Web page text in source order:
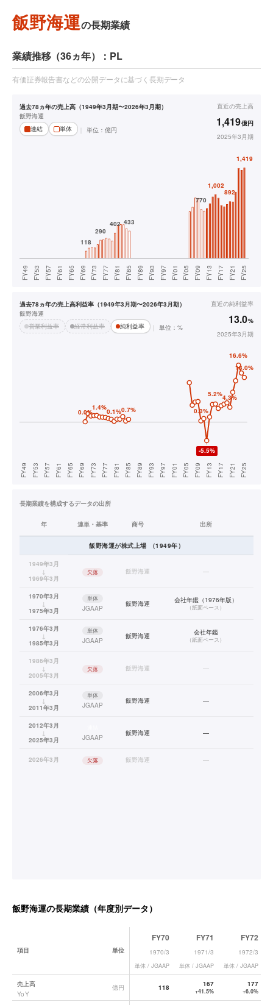
飯野海運の長期業績
業績推移（36ヵ年）：PL
有価証券報告書などの公開データに基づく長期データ
過去78ヵ年の売上高（1949年3月期〜2026年3月期）
飯野海運
連結
単体 単位： 億円
直近の売上高
1,419億円
2025年3月期
過去78ヵ年の売上高利益率（1949年3月期〜2026年3月期）
飯野海運
営業利益率
経常利益率 純利益率 単位：%
直近の純利益率
13.0%
2025年3月期
長期業績を構成するデータの出所
年 連単・基準 商号 出所
飯野海運が株式上場 （1949年）
1949年3月
↓
1969年3月
欠落 飯野海運 —
1970年3月
↓
1975年3月
単体
JGAAP
飯野海運 会社年鑑（1976年版）
（紙面ベース）
1976年3月
↓
1985年3月
単体
JGAAP
飯野海運 会社年鑑
（紙面ベース）
1986年3月
↓
2005年3月
欠落 飯野海運 —
2006年3月
↓
2011年3月
単体
JGAAP
飯野海運 —
2012年3月
↓
2025年3月
JGAAP
飯野海運 —
2026年3月 欠落 飯野海運 —
飯野海運の長期業績（年度別データ）
飯野海運
項目 単位
FY70
1970/3
単体 / JGAAP
FY71
1971/3
単体 / JGAAP
FY72
1972/3
単体 / JGAAP
売上高
YoY
億円 118 167
+41.5%
177
+6.0%